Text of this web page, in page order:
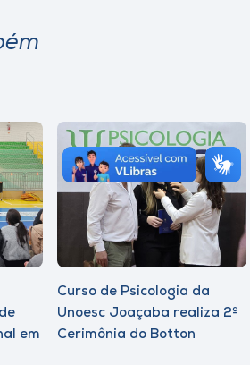
em
Curso de Psicologia da
Unoesc Joaçaba realiza 2ª
Cerimônia do Botton